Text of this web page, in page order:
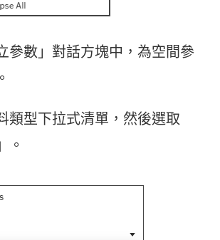
參數」對話方塊中，為空間參
類型下拉式清單，然後選取
。